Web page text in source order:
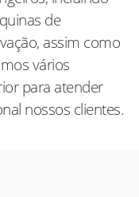
de
assim como
vários
para atender
nossos clientes.